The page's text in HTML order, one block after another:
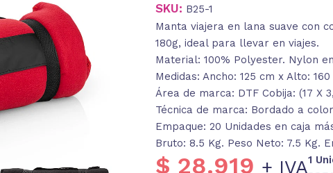
SKU: B25-1
Manta viajera en lana suave con
180g, ideal para llevar en viajes.
Material: 100% Polyester. Nylon
Medidas: Ancho: 125 cm x Alto: 160
Área de marca: DTF Cobija: (17 X
Técnica de marca: Bordado a
Empaque: 20 Unidades en caja
Bruto: 8.5 Kg. Peso Neto: 7.5 Kg.
$ 28.919 + IVA1